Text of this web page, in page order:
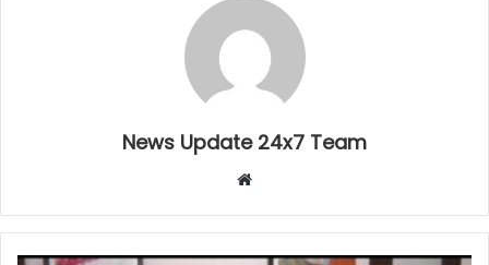
News Update 24x7 Team
Website